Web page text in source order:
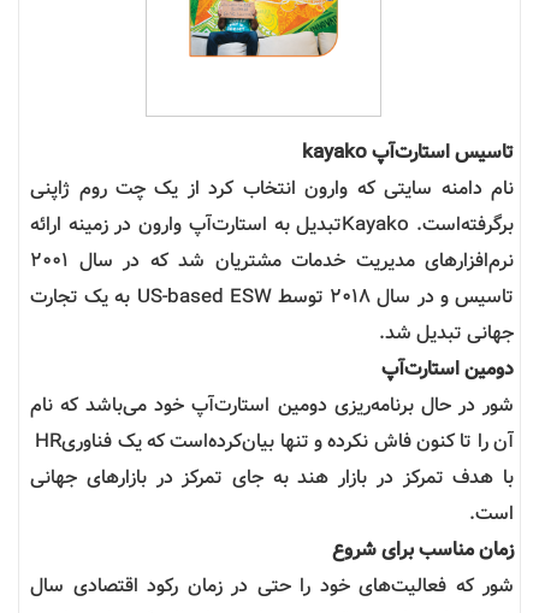
تاسیس استارت‌آپkayako
نام دامنه سایتی که وارون انتخاب کرد از یک چت روم ژاپنی
برگرفته‌است. Kayakoتبدیل به استارت‌آپ وارون در زمینه ارائه
نرم‌افزارهای مدیریت خدمات مشتریان شد که در سال 2001
تاسیس و در سال 2018 توسط
US-based ESW به یک تجارت
جهانی تبدیل شد.
دومین استارت‌آپ
شور در حال برنامه‌ریزی دومین استارت‌آپ خود می‌باشد که نام
آن را تا کنون فاش نکرده و تنها بیان‌کرده‌است که یک فناوریHR
با هدف تمرکز در بازار هند به جای تمرکز در بازارهای جهانی
است.
زمان مناسب برای شروع
شور که فعالیت‌های خود را حتی در زمان رکود اقتصادی سال